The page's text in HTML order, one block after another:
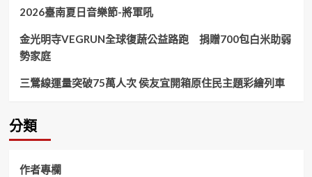
化！
2026臺南夏日音樂節-將軍吼
金光明寺VEGRUN全球復蔬公益路跑 捐贈700包白米助弱
勢家庭
三鶯線運量突破75萬人次 侯友宜開箱原住民主題彩繪列車
分類
作者專欄